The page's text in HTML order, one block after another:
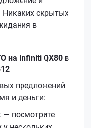
Никаких скрытых
в
на Infiniti QX80 в
предложений
и деньги:
— посмотрите